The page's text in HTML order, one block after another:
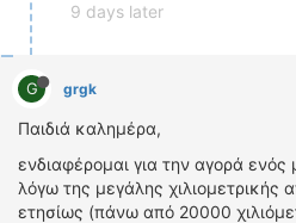
9 days later
G grgk
Παιδιά καλημέρα,
ενδιαφέρομαι για την αγορά ενός
λόγω της μεγάλης
ετησίως (πάνω από 20000